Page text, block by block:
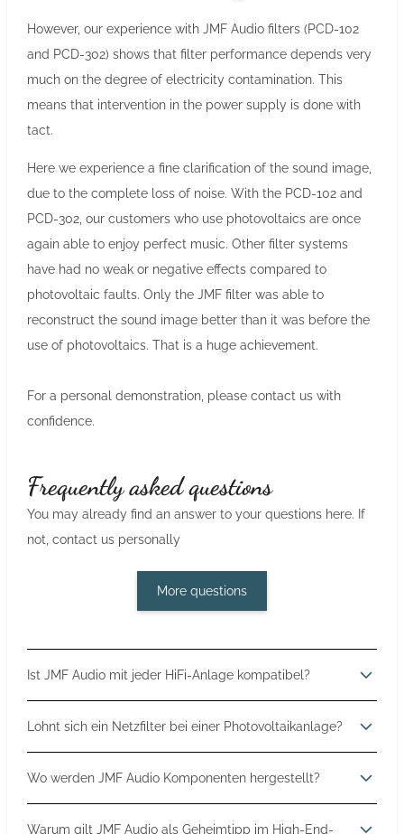
However, our experience with JMF Audio filters (PCD-102
and PCD-302) shows that filter performance depends very
much on the degree of electricity contamination. This
means that intervention in the power supply is done with
tact.
Here we experience a fine clarification of the sound image,
due to the complete loss of noise. With the PCD-102 and
PCD-302, our customers who use photovoltaics are once
again able to enjoy perfect music. Other filter systems
have had no weak or negative effects compared to
photovoltaic faults. Only the JMF filter was able to
reconstruct the sound image better than it was before the
use of photovoltaics. That is a huge achievement.
For a personal demonstration, please contact us with
confidence.
Frequently asked questions
You may already find an answer to your questions here. If
not, contact us personally
More questions
Ist JMF Audio mit jeder HiFi-Anlage kompatibel?
Vorstufe oder Netzfilter – entscheidend ist eine sorgfältige
Lohnt sich ein Netzfilter bei einer Photovoltaikanlage?
Photovoltaikanlagen, Wechselrichtern oder zahlreichen
Wo werden JMF Audio Komponenten hergestellt?
Warum gilt JMF Audio als Geheimtipp im High-End-